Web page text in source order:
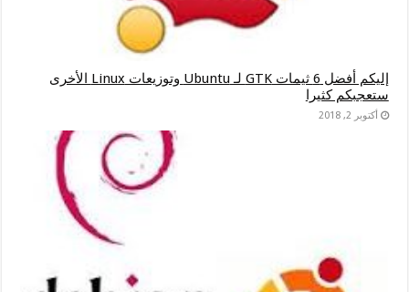
إليكم أفضل 6 ثيمات GTK لـ Ubuntu وتوزيعات Linux الأخرى
ستعجبكم كثيرا
أكتوبر 2, 2018